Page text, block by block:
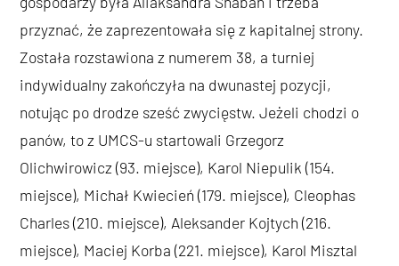
przyznać, że zaprezentowała się z kapitalnej strony.
Została rozstawiona z numerem 38, a turniej
indywidualny zakończyła na dwunastej pozycji,
notując po drodze sześć zwycięstw. Jeżeli chodzi o
panów, to z UMCS-u startowali Grzegorz
Olichwirowicz (93. miejsce), Karol Niepulik (154.
miejsce), Michał Kwiecień (179. miejsce), Cleophas
Charles (210. miejsce), Aleksander Kojtych (216.
miejsce), Maciej Korba (221. miejsce), Karol Misztal